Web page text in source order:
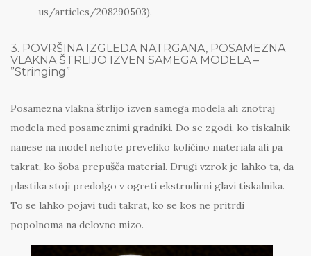
us/articles/208290503).
3. POVRŠINA IZGLEDA NATRGANA, POSAMEZNA
VLAKNA ŠTRLIJO IZVEN SAMEGA MODELA –
”Stringing”
Posamezna vlakna štrlijo izven samega modela ali znotraj
modela med posameznimi gradniki. Do se zgodi, ko tiskalnik
nanese na model nehote preveliko količino materiala ali pa
takrat, ko šoba prepušča material. Drugi vzrok je lahko ta, da
plastika stoji predolgo v ogreti ekstrudirni glavi tiskalnika.
To se lahko pojavi tudi takrat, ko se kos ne pritrdi
popolnoma na delovno mizo.